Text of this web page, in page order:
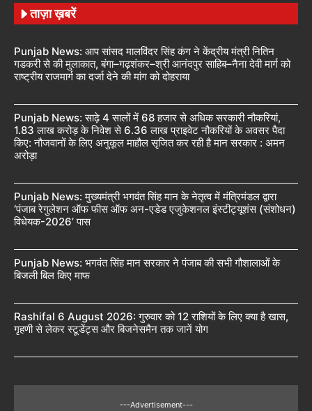
ताज़ा ख़बरें
Punjab News: आप सांसद मालविंदर सिंह कंग ने केंद्रीय मंत्री नितिन
गडकरी से की मुलाकात, बंगा–गढ़शंकर–श्री आनंदपुर साहिब–नैना देवी मार्ग को
राष्ट्रीय राजमार्ग का दर्जा देने की मांग को दोहराया
Punjab News: साढ़े 4 सालों में 68 हजार से अधिक सरकारी नौकरियां,
1.83 लाख करोड़ के निवेश से 6.36 लाख प्राइवेट नौकरियों के अवसर पैदा
किए: नौजवानों के लिए अनुकूल माहौल सृजित कर रही है मान सरकार : अमन
अरोड़ा
Punjab News: मुख्यमंत्री भगवंत सिंह मान के नेतृत्व में मंत्रिमंडल द्वारा
‘पंजाब रेगुलेशन ऑफ फीस ऑफ अन-एडेड एजुकेशनल इंस्टीट्यूशंस (संशोधन)
विधेयक-2026’ पास
Punjab News: भगवंत सिंह मान सरकार ने पंजाब की सभी गौशालाओं के
बिजली बिल किए माफ
Rashifal 6 August 2026: गुरुवार को 12 राशियों के लिए क्या है खास,
गृहणी से लेकर स्टूडेंट्स और बिजनेसमैन तक जानें योग
---Advertisement---